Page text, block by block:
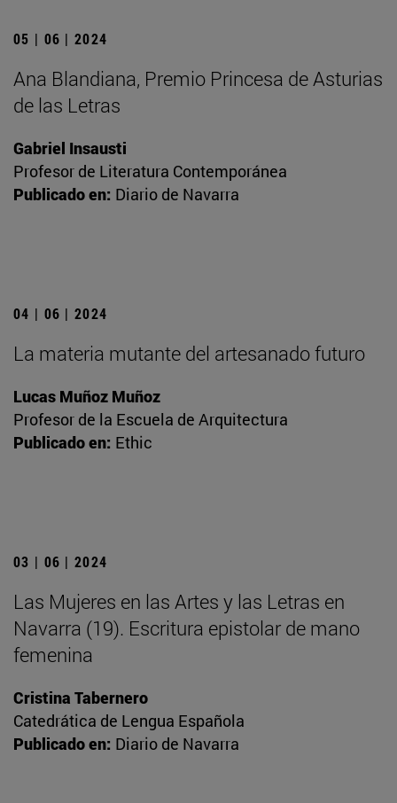
05 | 06 | 2024
Ana Blandiana, Premio Princesa de Asturias
de las Letras
Gabriel Insausti
Profesor de Literatura Contemporánea
Publicado en: Diario de Navarra
04 | 06 | 2024
La materia mutante del artesanado futuro
Lucas Muñoz Muñoz
Profesor de la Escuela de Arquitectura
Publicado en: Ethic
03 | 06 | 2024
Las Mujeres en las Artes y las Letras en
Navarra (19). Escritura epistolar de mano
femenina
Cristina Tabernero
Catedrática de Lengua Española
Publicado en: Diario de Navarra